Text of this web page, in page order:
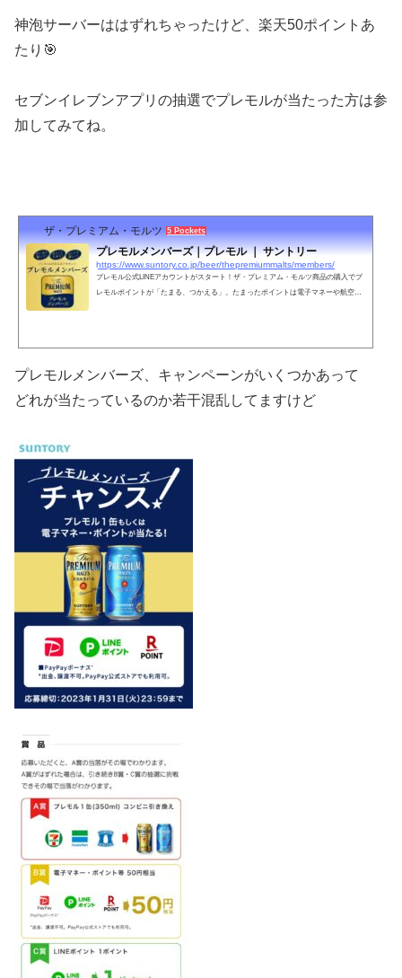
神泡サーバーははずれちゃったけど、楽天50ポイントあ
たり🎯
セブンイレブンアプリの抽選でプレモルが当たった方は参
加してみてね。
ザ・プレミアム・モルツ 5 Pockets
プレモルメンバーズ｜プレモル ｜ サントリー
https://www.suntory.co.jp/beer/thepremiummalts/members/
プレモル公式LINEアカウントがスタート！ザ・プレミアム・モルツ商品の購入でプ
レモルポイントが「たまる、つかえる」。たまったポイントは電子マネーや航空会
プレモルメンバーズ、キャンペーンがいくつかあって
どれが当たっているのか若干混乱してますけど